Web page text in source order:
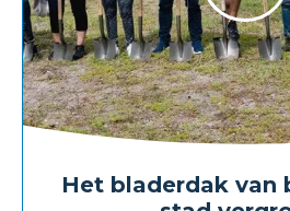
Het bladerdak van